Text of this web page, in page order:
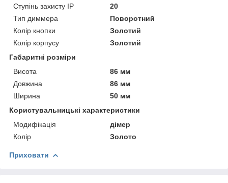
Ступінь захисту IP
20
Тип диммера
Поворотний
Колір кнопки
Золотий
Колір корпусу
Золотий
Габаритні розміри
Висота
86 мм
Довжина
86 мм
Ширина
50 мм
Користувальницькі характеристики
Модифікація
дімер
Колір
Золото
Приховати